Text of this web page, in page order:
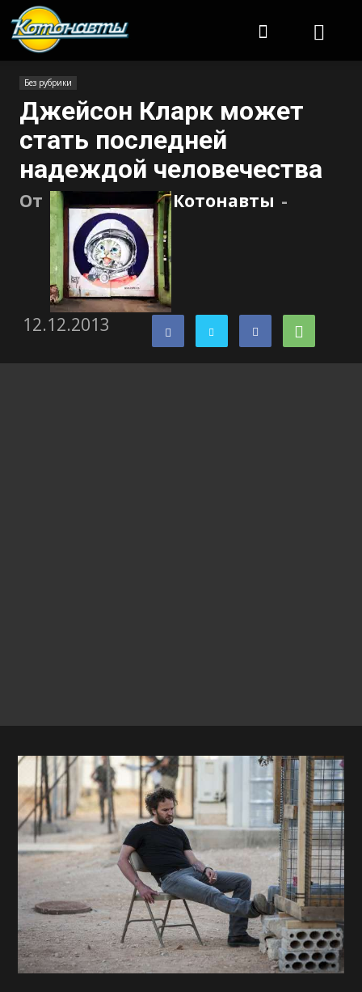
Без рубрики
Джейсон Кларк может
стать последней
надеждой человечества
От Котонавты -
12.12.2013